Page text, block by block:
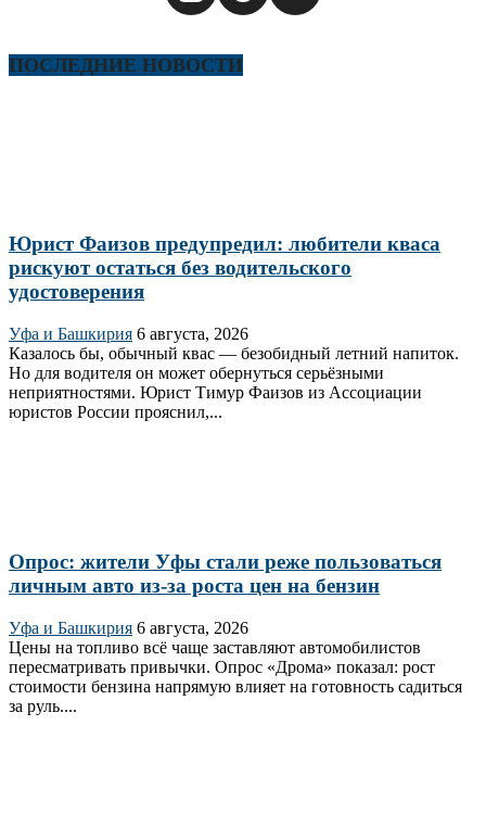
ПОСЛЕДНИЕ НОВОСТИ
Юрист Фаизов предупредил: любители кваса
рискуют остаться без водительского
удостоверения
Уфа и Башкирия 6 августа, 2026
Казалось бы, обычный квас — безобидный летний напиток.
Но для водителя он может обернуться серьёзными
неприятностями. Юрист Тимур Фаизов из Ассоциации
юристов России прояснил,...
Опрос: жители Уфы стали реже пользоваться
личным авто из-за роста цен на бензин
Уфа и Башкирия 6 августа, 2026
Цены на топливо всё чаще заставляют автомобилистов
пересматривать привычки. Опрос «Дрома» показал: рост
стоимости бензина напрямую влияет на готовность садиться
за руль....